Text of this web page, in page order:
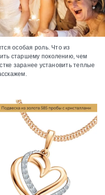
особая роль. Что из
старшему поколению, чем
заранее установить теплые